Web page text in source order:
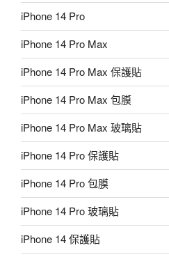
iPhone 14 Pro
iPhone 14 Pro Max
iPhone 14 Pro Max 保護貼
iPhone 14 Pro Max 包膜
iPhone 14 Pro Max 玻璃貼
iPhone 14 Pro 保護貼
iPhone 14 Pro 包膜
iPhone 14 Pro 玻璃貼
iPhone 14 保護貼